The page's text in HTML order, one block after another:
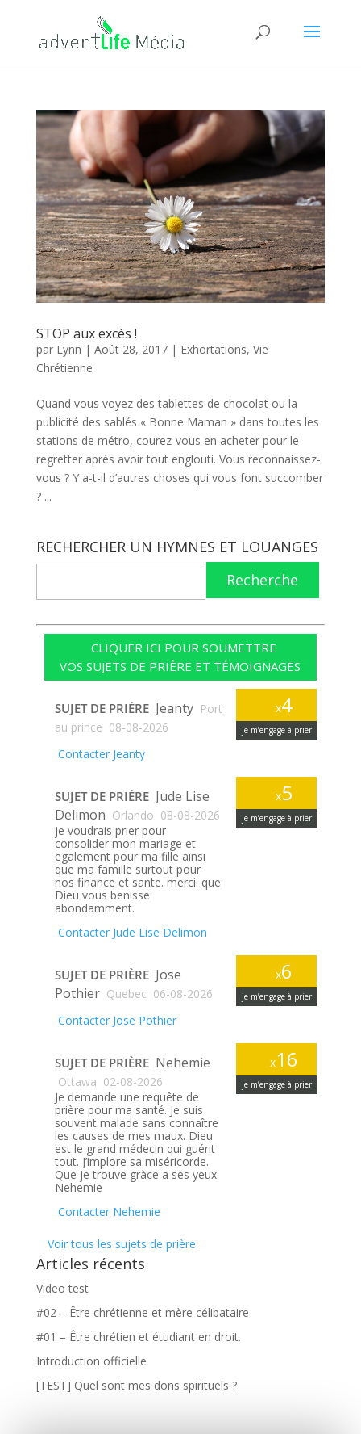
STOP aux excès !
par Lynn | Août 28, 2017| Exhortations, Vie
Chrétienne
Quand vous voyez des tablettes de chocolat ou la
publicité des sablés « Bonne Maman » dans toutes les
stations de métro, courez-vous en acheter pour le
regretter après avoir tout englouti. Vous reconnaissez-
vous ? Y a-t-il d’autres choses qui vous font succomber
? ...
RECHERCHER UN HYMNES ET LOUANGES
Recherche
CLIQUER ICI POUR SOUMETTRE
VOS SUJETS DE PRIÈRE ET TÉMOIGNAGES
x4
je m’engage à prier
SUJET DE PRIÈRE Jeanty Port
au prince 08-08-2026
Contacter Jeanty
x5
je m’engage à prier
SUJET DE PRIÈRE Jude Lise
Delimon Orlando 08-08-2026
je voudrais prier pour
consolider mon mariage et
egalement pour ma fille ainsi
que ma famille surtout pour
nos finance et sante. merci. que
Dieu vous benisse
abondamment.
Contacter Jude Lise Delimon
x6
je m’engage à prier
SUJET DE PRIÈRE Jose
Pothier Quebec 06-08-2026
Contacter Jose Pothier
x16
je m’engage à prier
SUJET DE PRIÈRE Nehemie
Ottawa 02-08-2026
Je demande une requête de
prière pour ma santé. Je suis
souvent malade sans connaître
les causes de mes maux. Dieu
est le grand médecin qui guérit
tout. J’implore sa miséricorde.
Que je trouve gràce a ses yeux.
Nehemie
Contacter Nehemie
Voir tous les sujets de prière
Articles récents
Video test
#02 – Être chrétienne et mère célibataire
#01 – Être chrétien et étudiant en droit.
Introduction officielle
[TEST] Quel sont mes dons spirituels ?